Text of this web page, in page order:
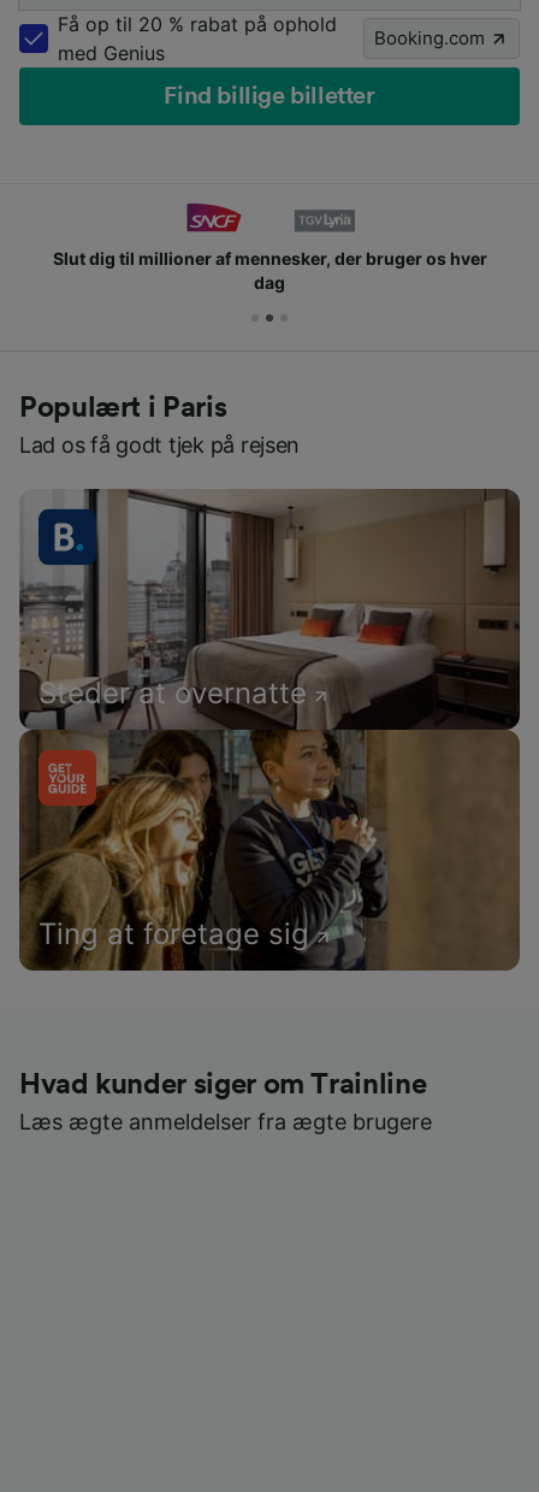
Få op til 20 % rabat på ophold
med Genius
Booking.com
Find billige billetter
Slut dig til millioner af mennesker, der bruger os hver
dag
Populært i Paris
Lad os få godt tjek på rejsen
Steder at overnatte
Ting at foretage sig
Hvad kunder siger om Trainline
Læs ægte anmeldelser fra ægte brugere